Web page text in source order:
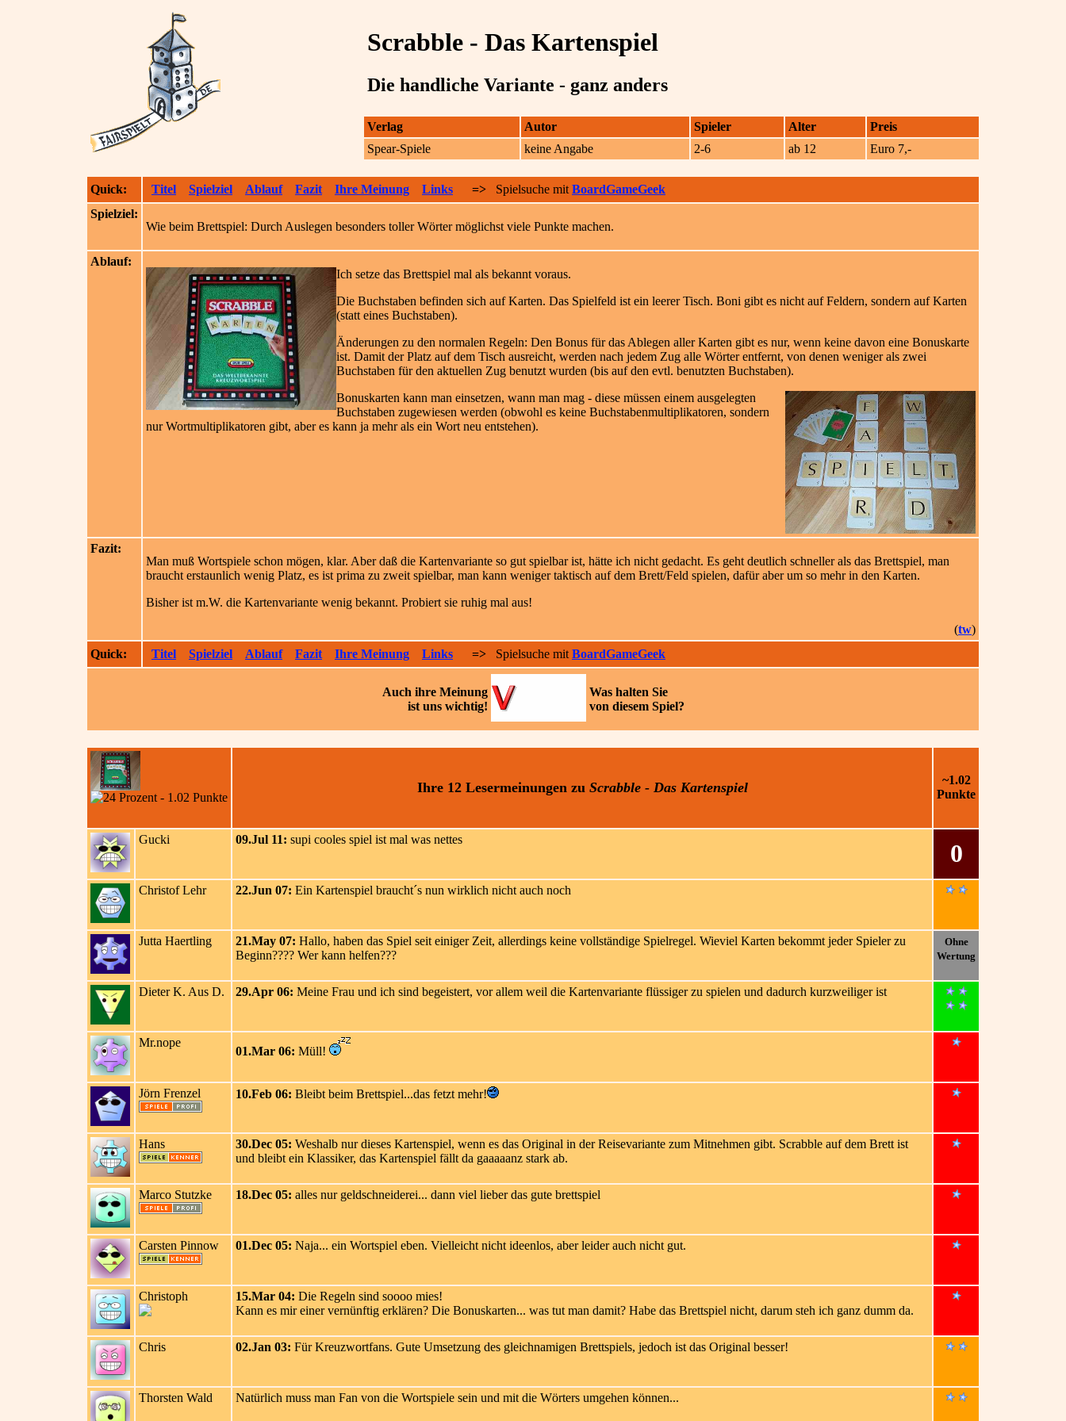
Scrabble - Das Kartenspiel
Die handliche Variante - ganz anders
Verlag Autor Spieler Alter
Preis
Spear-Spiele
keine Angabe 2-6 ab 12 Euro 7,-
Quick: Titel Spielziel Ablauf Fazit Ihre Meinung Links => Spielsuche mit BoardGameGeek
Spielziel:
Wie beim Brettspiel: Durch Auslegen besonders toller Wörter möglichst viele Punkte machen.
Ablauf:
Ich setze das Brettspiel mal als bekannt voraus.
Die Buchstaben befinden sich auf Karten. Das Spielfeld ist ein leerer Tisch. Boni gibt es nicht auf Feldern, sondern auf Karten
(statt eines Buchstaben).
Änderungen zu den normalen Regeln: Den Bonus für das Ablegen aller Karten gibt es nur, wenn keine davon eine Bonuskarte
ist. Damit der Platz auf dem Tisch ausreicht, werden nach jedem Zug alle Wörter entfernt, von denen weniger als zwei
Buchstaben für den aktuellen Zug benutzt wurden (bis auf den evtl. benutzten Buchstaben).
Bonuskarten kann man einsetzen, wann man mag - diese müssen einem ausgelegten
Buchstaben zugewiesen werden (obwohl es keine Buchstabenmultiplikatoren, sondern
nur Wortmultiplikatoren gibt, aber es kann ja mehr als ein Wort neu entstehen).
Fazit:
Man muß Wortspiele schon mögen, klar. Aber daß die Kartenvariante so gut spielbar ist, hätte ich nicht gedacht. Es geht deutlich schneller als das Brettspiel, man
braucht erstaunlich wenig Platz, es ist prima zu zweit spielbar, man kann weniger taktisch auf dem Brett/Feld spielen, dafür aber um so mehr in den Karten.
Bisher ist m.W. die Kartenvariante wenig bekannt. Probiert sie ruhig mal aus!
(tw)
Quick:
Titel Spielziel Ablauf Fazit Ihre Meinung Links => Spielsuche mit BoardGameGeek
Auch ihre Meinung
ist uns wichtig!
Was halten Sie
von diesem Spiel?
Ihre 12 Lesermeinungenzu Scrabble - Das Kartenspiel
~1.02
Punkte
Gucki 09.Jul 11: supi cooles spiel ist mal was nettes 0
Christof Lehr 22.Jun 07: Ein Kartenspiel braucht´s nun wirklich nicht auch noch
Jutta Haertling 21.May 07: Hallo, haben das Spiel seit einiger Zeit, allerdings keine vollständige Spielregel. Wieviel Karten bekommt jeder Spieler zu
Beginn???? Wer kann helfen???
Ohne
Wertung
Dieter K. Aus D. 29.Apr 06: Meine Frau und ich sind begeistert, vor allem weil die Kartenvariante flüssiger zu spielen und dadurch kurzweiliger ist
Mr.nope
01.Mar 06: Müll!
Jörn Frenzel 10.Feb 06: Bleibt beim Brettspiel...das fetzt mehr!
Hans 30.Dec 05: Weshalb nur dieses Kartenspiel, wenn es das Original in der Reisevariante zum Mitnehmen gibt. Scrabble auf dem Brett ist
und bleibt ein Klassiker, das Kartenspiel fällt da gaaaaanz stark ab.
Marco Stutzke 18.Dec 05: alles nur geldschneiderei... dann viel lieber das gute brettspiel
Carsten Pinnow 01.Dec 05: Naja... ein Wortspiel eben. Vielleicht nicht ideenlos, aber leider auch nicht gut.
Christoph 15.Mar 04: Die Regeln sind soooo mies!
Kann es mir einer vernünftig erklären? Die Bonuskarten... was tut man damit? Habe das Brettspiel nicht, darum steh ich ganz dumm da.
Chris 02.Jan 03: Für Kreuzwortfans. Gute Umsetzung des gleichnamigen Brettspiels, jedoch ist das Original besser!
Thorsten Wald Natürlich muss man Fan von die Wortspiele sein und mit die Wörters umgehen können...